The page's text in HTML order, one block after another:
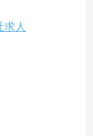
人